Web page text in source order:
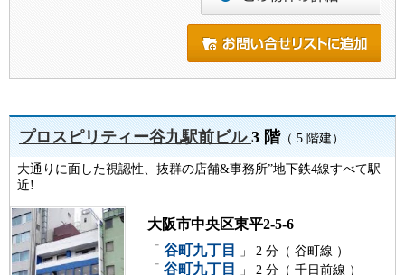
プロスピリティー谷九駅前ビル3 階（ 5 階建）
大通りに面した視認性、抜群の店舗&事務所”地下鉄4線すべて駅
近!
大阪市中央区東平2-5-6
「 谷町九丁目
」 2 分（ 谷町線 ）
「 谷町九丁目 」 2 分（ 千日前線 ）